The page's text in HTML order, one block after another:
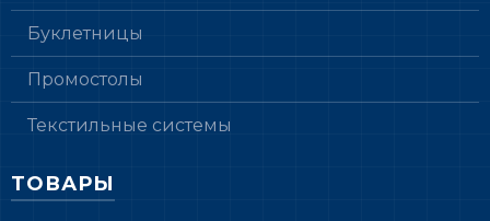
Буклетницы
Промостолы
Текстильные системы
ТОВАРЫ